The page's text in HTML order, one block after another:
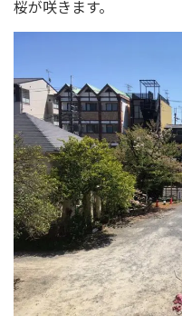
桜が咲きます。